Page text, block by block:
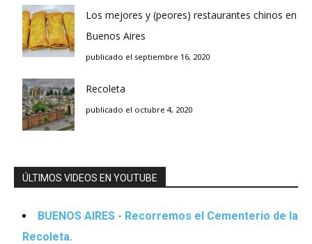
Los mejores y (peores) restaurantes chinos en
Buenos Aires
publicado el septiembre 16, 2020
Recoleta
publicado el octubre 4, 2020
ÚLTIMOS VIDEOS EN YOUTUBE
BUENOS AIRES - Recorremos el Cementerio de la
Recoleta.